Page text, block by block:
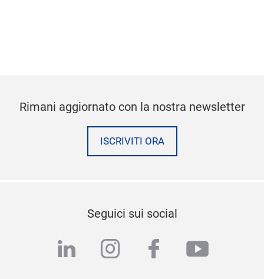
Rimani aggiornato con la nostra newsletter
ISCRIVITI ORA
Seguici sui social
linkedininstagram
facebook